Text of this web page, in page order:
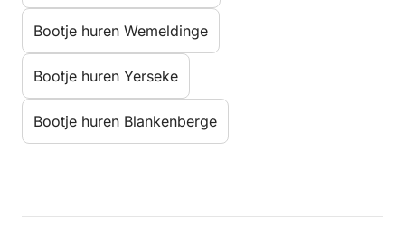
Bootje huren Wemeldinge
Bootje huren Yerseke
Bootje huren Blankenberge